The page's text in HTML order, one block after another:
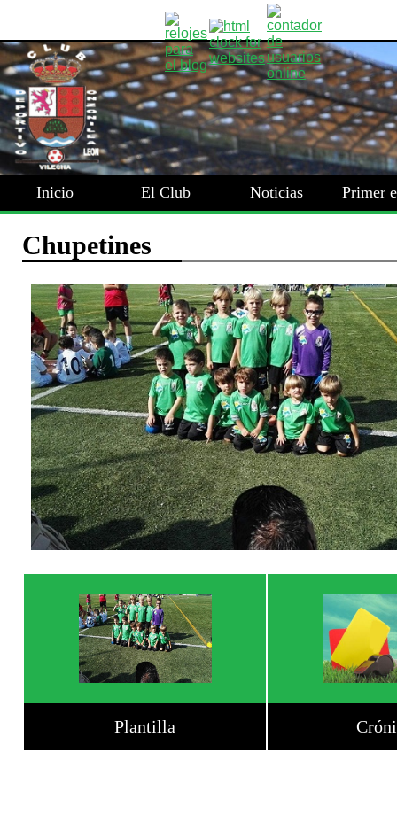
Inicio El Club Noticias Primer
Plantilla